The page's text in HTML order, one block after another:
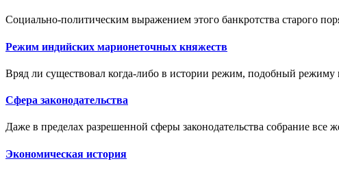
Социально-политическим выражением этого банкротства старого
Режим индийских марионеточных княжеств
Вряд ли существовал когда-либо в истории режим, подобный режиму
Сфера законодательства
Даже в пределах разрешенной сферы законодательства собрание все
Экономическая история